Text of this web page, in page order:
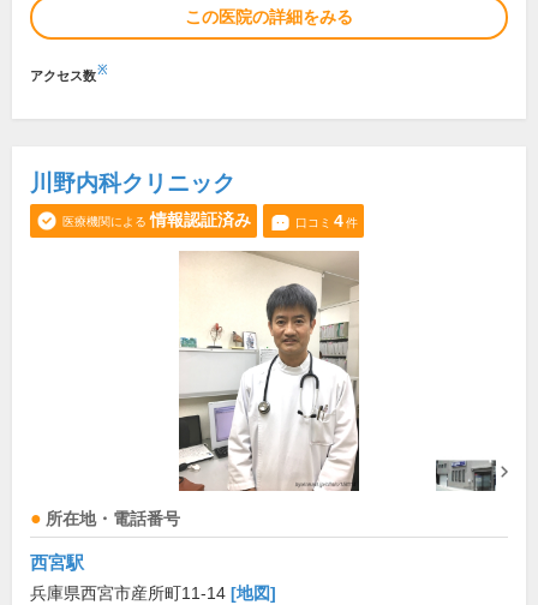
この医院の詳細をみる
アクセス数※
川野内科クリニック
医療機関による 情報認証済み 口コミ 4件
所在地・電話番号
西宮駅
兵庫県西宮市産所町11-14 [地図]